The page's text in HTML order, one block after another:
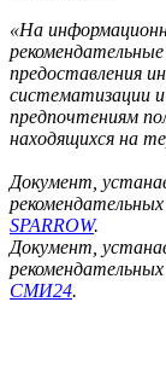
«На
предоставления
систематизации и
предпочтениям
находящихся на
Документ,
SPARROW.
Документ,
СМИ24.